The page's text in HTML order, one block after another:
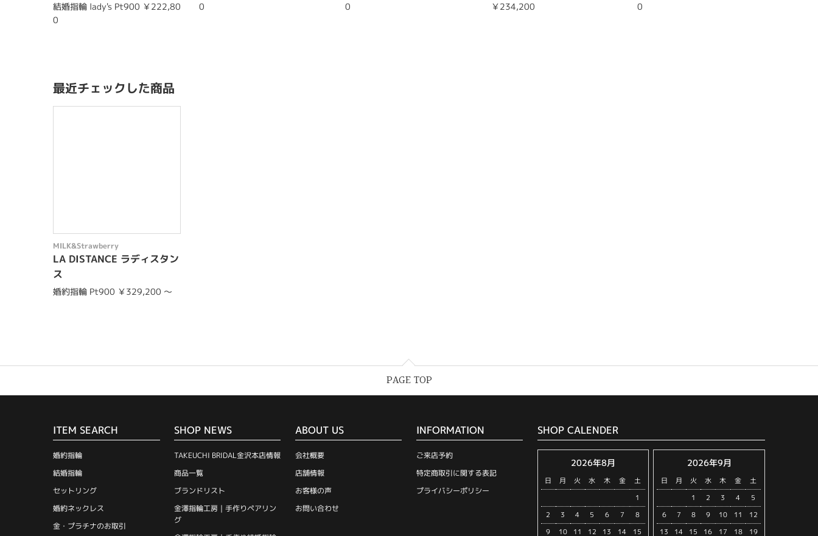
結婚指輪 lady's Pt900 ￥222,80
0
0
0
￥234,200
0
最近チェックした商品
MILK&Strawberry
LA DISTANCE ラディスタン
ス
婚約指輪 Pt900 ￥329,200 ～
PAGE TOP
ITEM SEARCH
婚約指輪
結婚指輪
セットリング
婚約ネックレス
金・プラチナのお取引
SHOP NEWS
TAKEUCHI BRIDAL金沢本店情報
商品一覧
ブランドリスト
金澤指輪工房｜手作りペアリン
グ
ABOUT US
会社概要
店舗情報
お客様の声
お問い合わせ
INFORMATION
ご来店予約
特定商取引に関する表記
プライバシーポリシー
SHOP CALENDER
2026年8月
日 月 火 水 木 金
土
1
2
3 4 5 6 7
8
9
10 11 12 13 14 15
2026年9月
日 月 火 水 木 金
土
1
2 3 4
5
6
7 8 9 10 11
12
13
14 15 16 17 18 19